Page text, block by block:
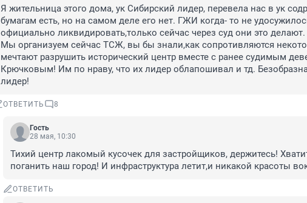
Я жительница этого дома, ук Сибирский лидер, перевела нас в ук
бумагам есть, но на самом деле его нет. ГЖИ когда- то не
официально ликвидировать,только сейчас через суд они это делают.
Мы организуем сейчас ТСЖ, вы бы знали,как сопротивляются
мечтают разрушить исторический центр вместе с ранее судимым
Крючковым! Им по нраву, что их лидер облапошивал и тд.
лидер!
ОТВЕТИТЬ 8
Гость
28 мая, 10:30
Тихий центр лакомый кусочек для застройщиков, держитесь!
поганить наш город! И инфраструктура летит,и никакой красоты
ОТВЕТИТЬ